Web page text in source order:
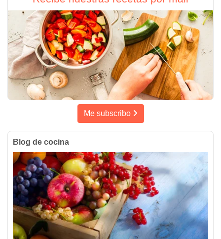
Me subscribo
Blog de cocina